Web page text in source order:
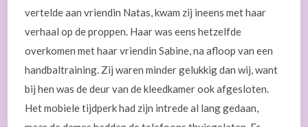
vertelde aan vriendin Natas, kwam zij ineens met haar
verhaal op de proppen. Haar was eens hetzelfde
overkomen met haar vriendin Sabine, na afloop van een
handbaltraining. Zij waren minder gelukkig dan wij, want
bij hen was de deur van de kleedkamer ook afgesloten.
Het mobiele tijdperk had zijn intrede al lang gedaan,